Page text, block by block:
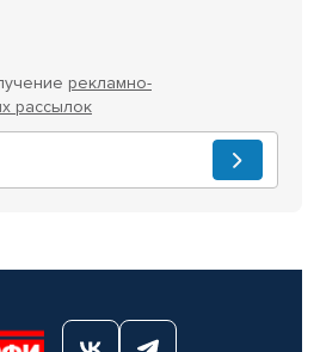
рекламно-
рассылок